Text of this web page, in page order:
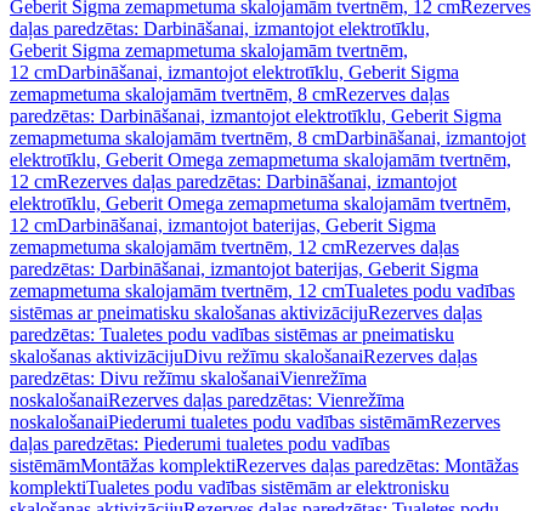
Geberit Sigma zemapmetuma skalojamām tvertnēm, 12 cmRezerves
daļas paredzētas: Darbināšanai, izmantojot elektrotīklu,
Geberit Sigma zemapmetuma skalojamām tvertnēm,
12 cmDarbināšanai, izmantojot elektrotīklu, Geberit Sigma
zemapmetuma skalojamām tvertnēm, 8 cmRezerves daļas
paredzētas: Darbināšanai, izmantojot elektrotīklu, Geberit Sigma
zemapmetuma skalojamām tvertnēm, 8 cmDarbināšanai, izmantojot
elektrotīklu, Geberit Omega zemapmetuma skalojamām tvertnēm,
12 cmRezerves daļas paredzētas: Darbināšanai, izmantojot
elektrotīklu, Geberit Omega zemapmetuma skalojamām tvertnēm,
12 cmDarbināšanai, izmantojot baterijas, Geberit Sigma
zemapmetuma skalojamām tvertnēm, 12 cmRezerves daļas
paredzētas: Darbināšanai, izmantojot baterijas, Geberit Sigma
zemapmetuma skalojamām tvertnēm, 12 cmTualetes podu vadības
sistēmas ar pneimatisku skalošanas aktivizācijuRezerves daļas
paredzētas: Tualetes podu vadības sistēmas ar pneimatisku
skalošanas aktivizācijuDivu režīmu skalošanaiRezerves daļas
paredzētas: Divu režīmu skalošanaiVienrežīma
noskalošanaiRezerves daļas paredzētas: Vienrežīma
noskalošanaiPiederumi tualetes podu vadības sistēmāmRezerves
daļas paredzētas: Piederumi tualetes podu vadības
sistēmāmMontāžas komplektiRezerves daļas paredzētas: Montāžas
komplektiTualetes podu vadības sistēmām ar elektronisku